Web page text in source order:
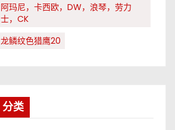
阿玛尼，卡西欧，DW，浪琴，劳力
士，CK
龙鳞纹色猎鹰20
分类